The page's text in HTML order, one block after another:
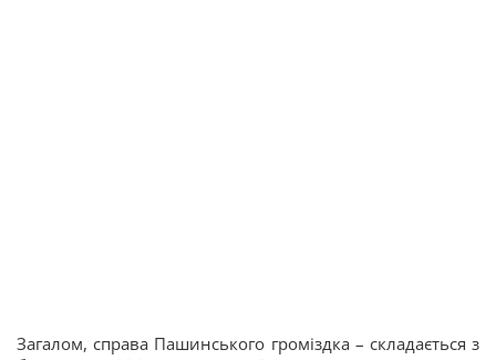
Загалом, справа Пашинського громіздка – складається з